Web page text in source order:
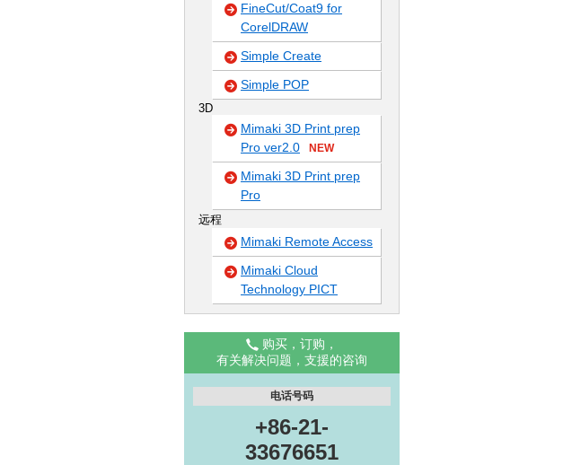
FineCut/Coat9 for
CorelDRAW
Simple Create
Simple POP
3D
Mimaki 3D Print prep
Pro ver2.0
NEW
Mimaki 3D Print prep
Pro
远程
Mimaki Remote Access
Mimaki Cloud
Technology PICT
购买，订购，
有关解决问题，支援的咨询
电话号码
+86-21-
33676651